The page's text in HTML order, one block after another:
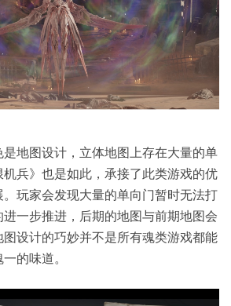
地图设计，立体地图上存在大量的单
兵》也是如此，承接了此类游戏的优
玩家会发现大量的单向门暂时无法打
一步推进，后期的地图与前期地图会
设计的巧妙并不是所有魂类游戏都能
的味道。